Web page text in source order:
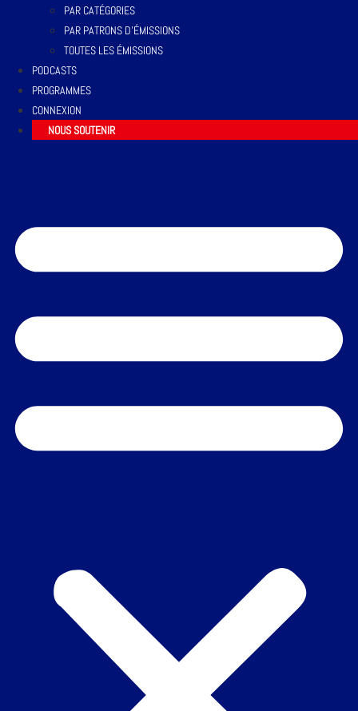
PAR CATÉGORIES
PAR PATRONS D’ÉMISSIONS
TOUTES LES ÉMISSIONS
PODCASTS
PROGRAMMES
CONNEXION
NOUS SOUTENIR